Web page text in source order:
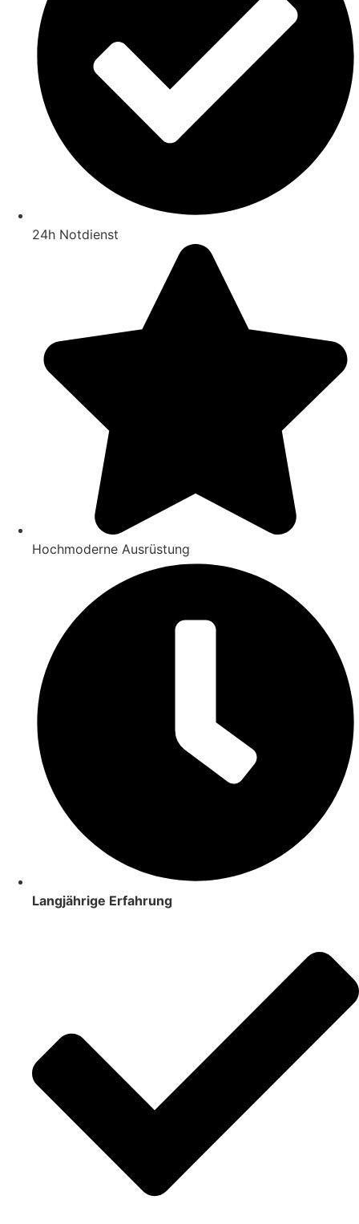
24h Notdienst
Hochmoderne Ausrüstung
Langjährige Erfahrung